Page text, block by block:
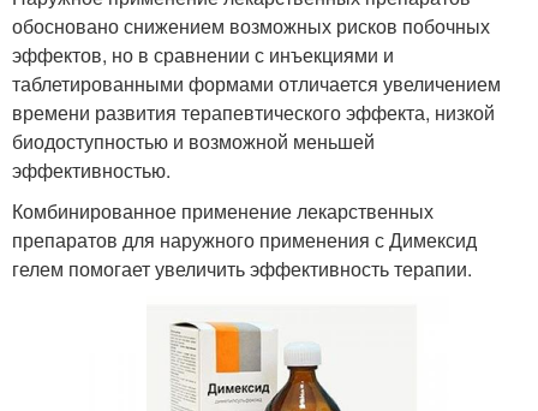
обосновано снижением возможных рисков побочных
эффектов, но в сравнении с инъекциями и
таблетированными формами отличается увеличением
времени развития терапевтического эффекта, низкой
биодоступностью и возможной меньшей
эффективностью.
Комбинированное применение лекарственных
препаратов для наружного применения с Димексид
гелем помогает увеличить эффективность терапии.